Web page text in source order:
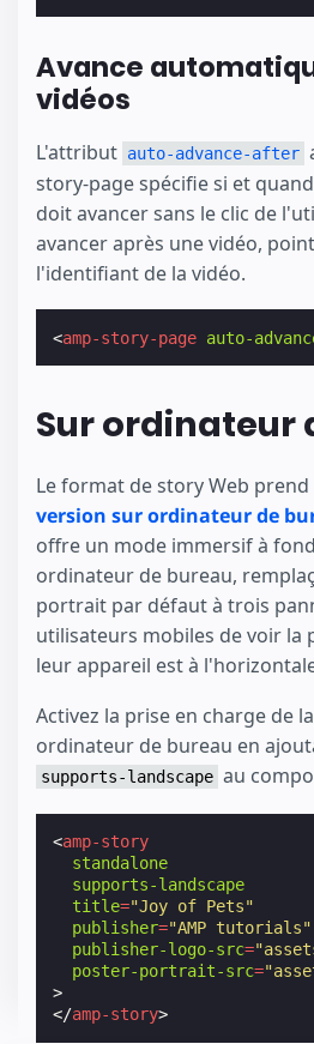
Avance
vidéos
L'attribut auto-advance-after
story-page spécifie si et
doit avancer sans le clic de
avancer après une vidéo,
l'identifiant de la vidéo.
<amp-story-page auto-
Sur ordinateur
Le format de story Web
version sur ordinateur de
offre un mode immersif à
ordinateur de bureau,
portrait par défaut à trois
utilisateurs mobiles de voir la
leur appareil est à
Activez la prise en charge de
ordinateur de bureau en
supports-landscape au
<amp-story
standalone
supports-landscape
title="Joy of Pets"
publisher="AMP tutorials"
publisher-logo-src=
poster-portrait-src=
>
</amp-story>